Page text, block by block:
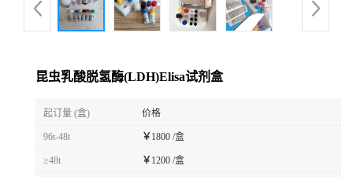
昆虫乳酸脱氢酶(LDH)Elisa试剂盒
起订量 (盒) 价格
96t-48t ￥ 1800 /盒
≥48t ￥ 1200 /盒